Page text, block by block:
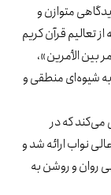
و
قرآن کریم
منطقی و
که در
ارائه شد و
و روشن به